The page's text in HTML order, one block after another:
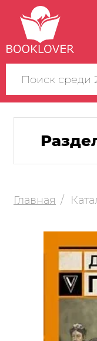
Поиск
по
сайту
Главная